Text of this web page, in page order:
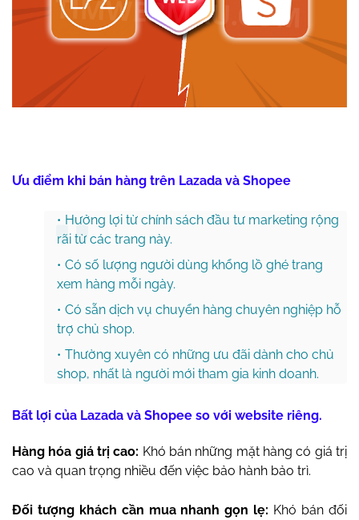
Ưu điểm khi bán hàng trên Lazada và Shopee
Hưởng lợi từ chính sách đầu tư marketing rộng
rãi từ các trang này.
Có số lượng người dùng khổng lồ ghé trang
xem hàng mỗi ngày.
Có sẵn dịch vụ chuyển hàng chuyên nghiệp hỗ
trợ chủ shop.
Thường xuyên có những ưu đãi dành cho chủ
shop, nhất là người mới tham gia kinh doanh.
Bất lợi của Lazada và Shopee so với website riêng.
Hàng hóa giá trị cao: Khó bán những mặt hàng có giá trị
cao và quan trọng nhiều đến việc bảo hành bảo trì.
Đối tượng khách cần mua nhanh gọn lẹ: Khó bán đối